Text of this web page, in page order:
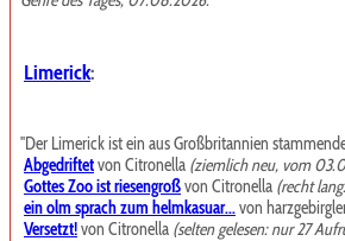
Limerick:
"Der Limerick ist ein aus Großbritannien
Abgedriftetvon Citronella (ziemlich neu, vom
Gottes Zoo ist riesengroßvon Citronella (recht
ein olm sprach zum helmkasuar...von
Versetzt!von Citronella (selten gelesen: nur 27